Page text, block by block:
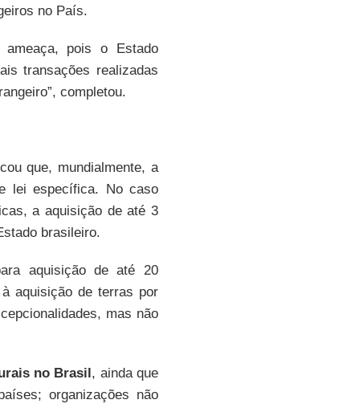
no País.
pois o Estado
transações realizadas
completou.
que, mundialmente, a
lei específica. No caso
a aquisição de até 3
brasileiro.
aquisição de até 20
aquisição de terras por
mas não
no Brasil, ainda que
organizações não